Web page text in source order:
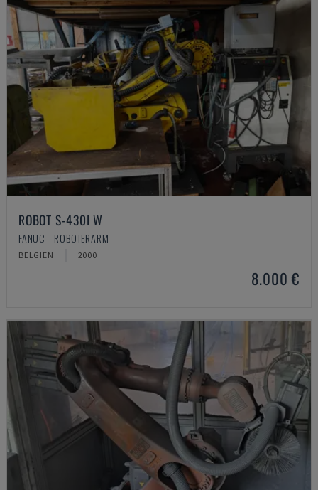
ROBOT S-430I W
FANUC - ROBOTERARM
BELGIEN 2000
8.000 €